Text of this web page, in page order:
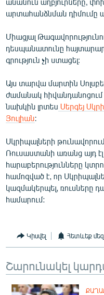
ՀԵՏԵՎԵՔ ՄԵԶ
«Ազատության» բոլոր
արտահանձնման դիմումը
Միացյալ
դեսպանատունը
գրություն չի ստացել:
Այս տարվա մարտին
ժամանակ հիվանդանոցում
նախկին լրտես Սերգեյ
Յուլիան:
Սկրիպալների
Ռուսաստանի առանց այդ
հարաբերությունները
համոզված է, որ
կազմակերպել, ռուսները
համարում:
Կիսվել Հետևեք մեզ
Շարունակել